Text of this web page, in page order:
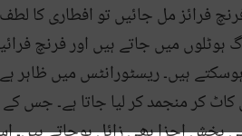
فرائز مل جائیں تو افطاری کا
میں جاتے ہیں اور فرنچ
ہیں۔ ریسٹورانٹس میں ظاہر
کر منجمد کر لیا جاتا ہے۔ جس